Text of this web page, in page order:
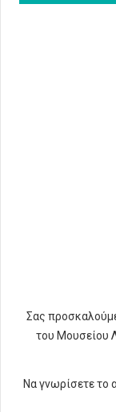
Σας
του Μουσείου
Να γνωρίσετε το